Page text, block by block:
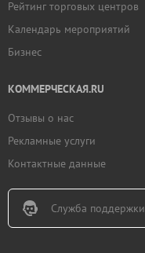
Рейтинг торговых центров
Календарь мероприятий
Бизнес
КОММЕРЧЕСКАЯ.RU
Отзывы о нас
Рекламные услуги
Контактные данные
Служба поддержки